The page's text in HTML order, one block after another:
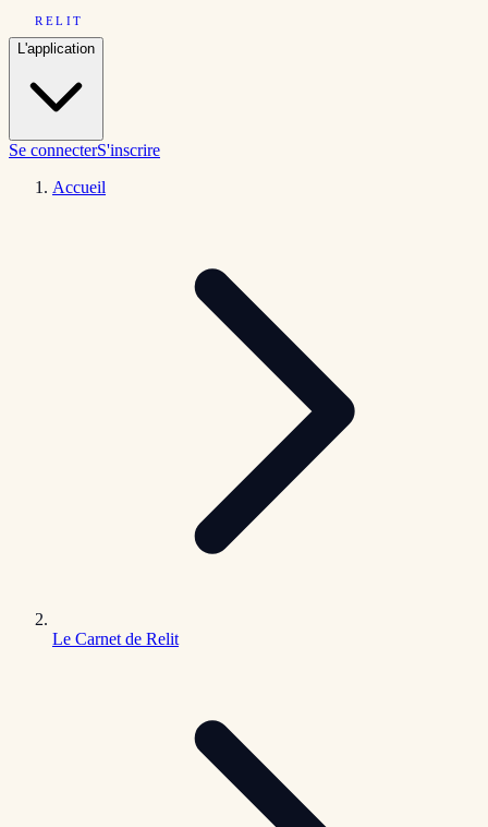
RELIT
L'application
Se connecterS'inscrire
Accueil
Le Carnet de Relit